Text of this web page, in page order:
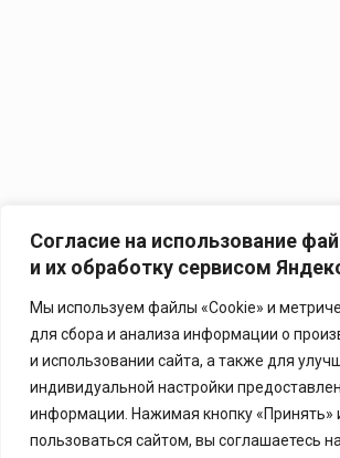
Согласие на использование
и их обработку сервисом
Мы используем файлы «Cookie» и
для сбора и анализа информации о
и использовании сайта, а также для
индивидуальной настройки
информации. Нажимая кнопку «Принять»
пользоваться сайтом, вы соглашаетесь